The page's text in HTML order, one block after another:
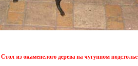
Стол из окаменелого дерева на чугунном подстолье